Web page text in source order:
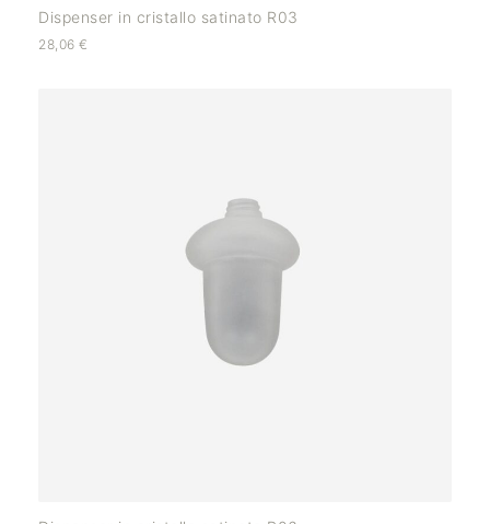
Dispenser in cristallo satinato R03
28,06 €